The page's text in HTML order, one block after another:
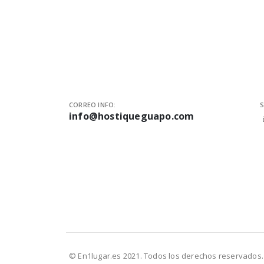
CORREO INFO:
info@hostiqueguapo.com
© En1lugar.es 2021. Todos los derechos reservados.